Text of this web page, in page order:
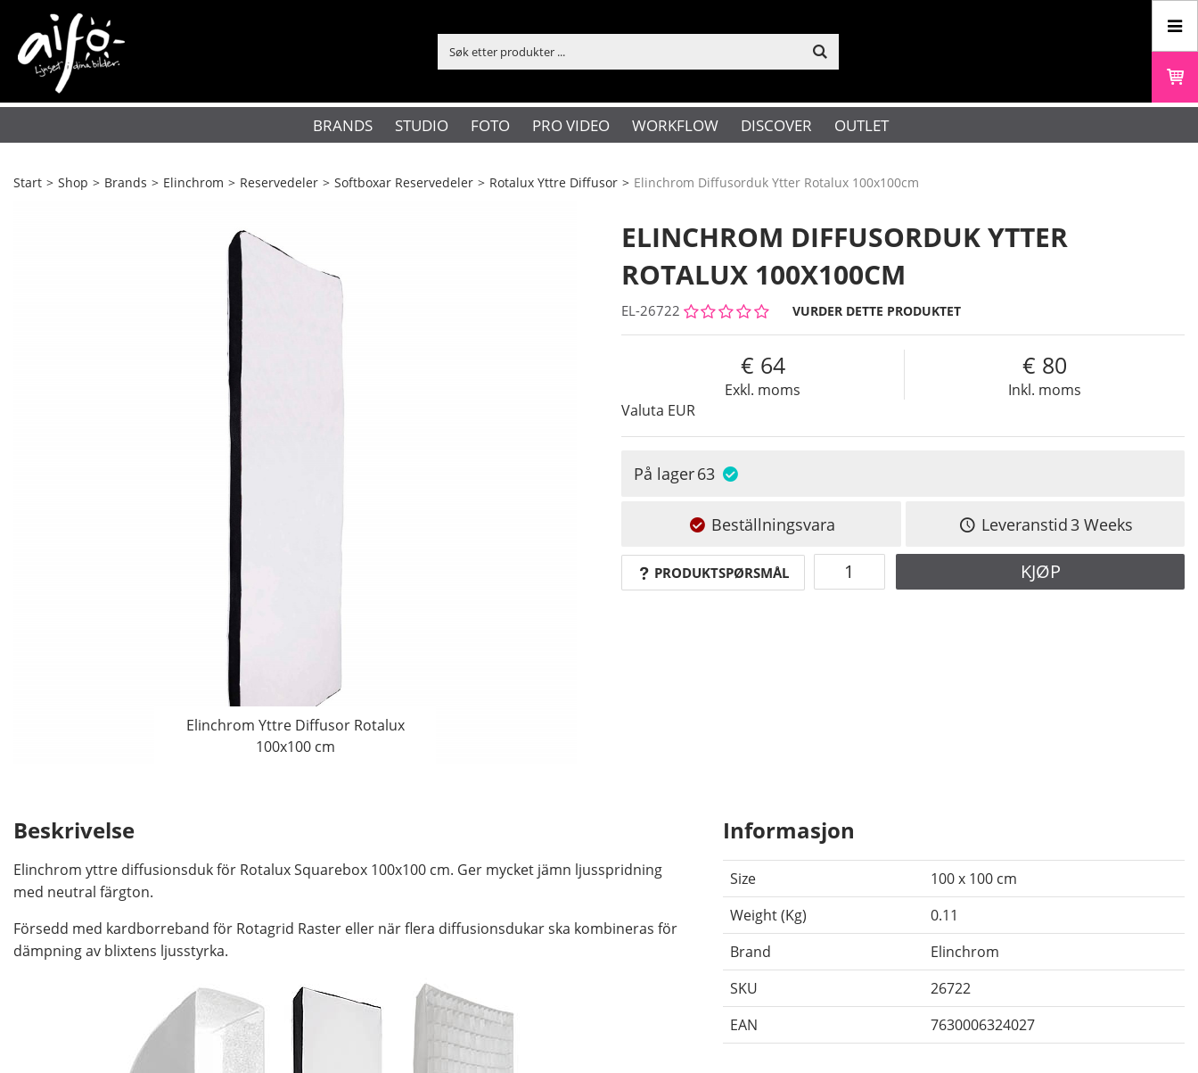
BRANDS STUDIO FOTO PRO VIDEO WORKFLOW DISCOVER OUTLET
Start > Shop > Brands > Elinchrom > Reservedeler > Softboxar Reservedeler > Rotalux Yttre Diffusor > Elinchrom Diffusorduk Ytter Rotalux 100x100cm
Elinchrom Yttre Diffusor Rotalux
100x100 cm
ELINCHROM DIFFUSORDUK YTTER
ROTALUX 100X100CM
EL-26722 VURDER DETTE PRODUKTET
Exkl. moms
64
Inkl. moms
80
Valuta EUR
På lager63
Beställningsvara Leveranstid3 Weeks
PRODUKTSPØRSMÅL KJØP
Beskrivelse
Elinchrom yttre diffusionsduk för Rotalux Squarebox 100x100 cm. Ger mycket jämn ljusspridning
med neutral färgton.
Försedd med kardborreband för Rotagrid Raster eller när flera diffusionsdukar ska kombineras för
dämpning av blixtens ljusstyrka.
Informasjon
Size
100 x 100 cm
Weight (Kg)
0.11
Brand
Elinchrom
SKU
26722
EAN
7630006324027